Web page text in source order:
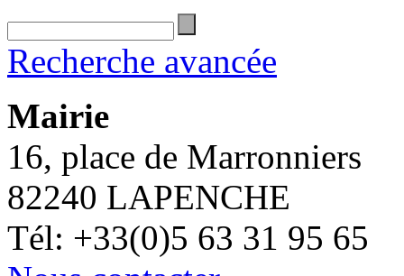
Recherche avancée
Mairie
16, place de Marronniers
82240 LAPENCHE
Tél: +33(0)5 63 31 95 65